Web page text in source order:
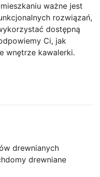
ważne jest
rozwiązań,
dostępną
Ci, jak
wnętrze kawalerki.
drewnianych
domy drewniane